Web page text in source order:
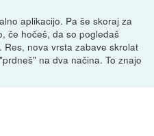
aplikacijo. Pa še skoraj za
če hočeš, da so pogledaš
nova vrsta zabave skrolat
na dva načina. To znajo